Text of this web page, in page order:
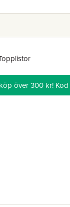
över 300 kr! Kod